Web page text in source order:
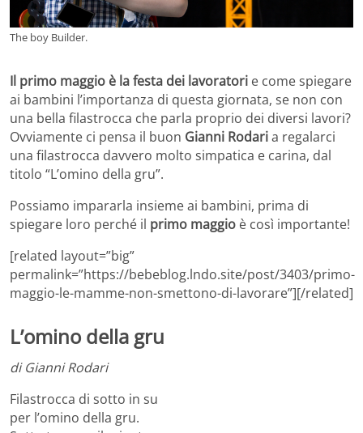
The boy Builder.
Il primo maggio è la festa dei lavoratori e come spiegare
ai bambini l’importanza di questa giornata, se non con
una bella filastrocca che parla proprio dei diversi lavori?
Ovviamente ci pensa il buon Gianni Rodaria regalarci
una filastrocca davvero molto simpatica e carina, dal
titolo “L’omino della gru”.
Possiamo impararla insieme ai bambini, prima di
spiegare loro perché il primo maggio è così importante!
[related layout=”big”
permalink=”https://bebeblog.lndo.site/post/3403/primo-
maggio-le-mamme-non-smettono-di-lavorare”][/related]
L’omino della gru
di Gianni Rodari
Filastrocca di sotto in su
per l’omino della gru.